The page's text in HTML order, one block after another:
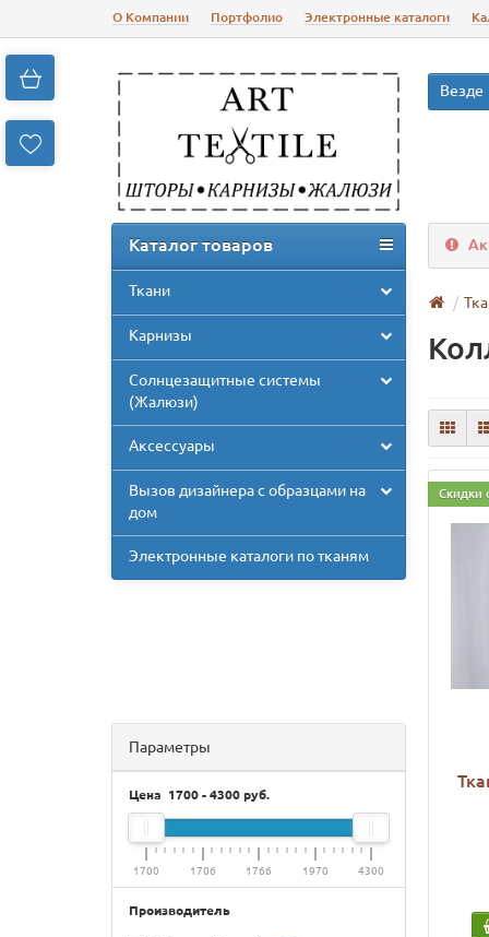
О Компании Портфолио Электронные каталоги
Везде
Каталог товаров
Ткани
Карнизы
Солнцезащитные системы
(Жалюзи)
Аксессуары
Вызов дизайнера с образцами на
дом
Электронные каталоги по тканям
Параметры
Цена 1700 - 4300 руб.
1700 1706 1766 1970 4300
Производитель
Скидки